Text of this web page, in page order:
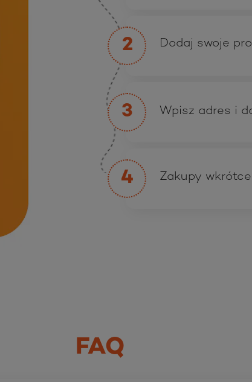
2 Dodaj swoje
3
4
Wpisz adres i
Zakupy
FAQ